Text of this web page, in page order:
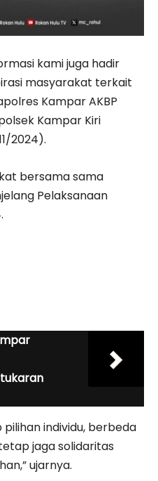
kami juga hadir
masyarakat terkait
Kampar AKBP
Kampar Kiri
2024).
bersama sama
Pelaksanaan
individu, berbeda
jaga solidaritas
ujarnya.